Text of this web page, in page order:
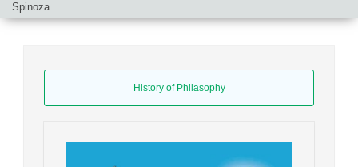
Spinoza
History of Philasophy